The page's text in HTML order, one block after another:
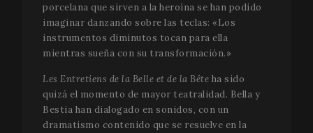
porcelana que sirven a la heroína se han podido
imaginar danzando sobre las teclas: «Los
instrumentos diminutos tocan para ella
mientras sueña con su transformación.»
Les Entretiens de la Belle et de la Bête ha sido
quizá el momento de mayor teatralidad. Bella y
Bestia han dialogado en sonidos, con un
dramatismo contenido que se resuelve en la